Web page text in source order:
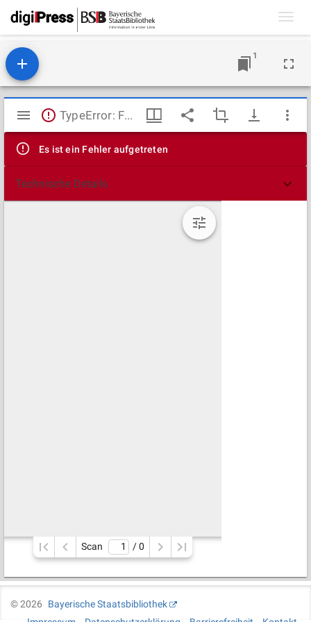
1
Mirador
Viewer
TypeError: Failed to fetch
Es ist ein Fehler aufgetreten
Technische Details
Scan / 0
©2026
Bayerische Staatsbibliothek